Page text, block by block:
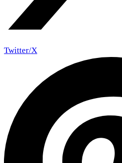
Twitter/X